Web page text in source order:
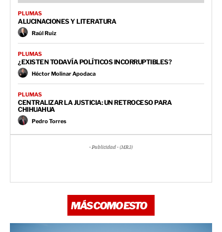
PLUMAS
ALUCINACIONES Y LITERATURA
Raúl Ruiz
PLUMAS
¿EXISTEN TODAVÍA POLÍTICOS INCORRUPTIBLES?
Héctor Molinar Apodaca
PLUMAS
CENTRALIZAR LA JUSTICIA: UN RETROCESO PARA
CHIHUAHUA
Pedro Torres
- Publicidad - (MR3)
MÁS COMO ESTO